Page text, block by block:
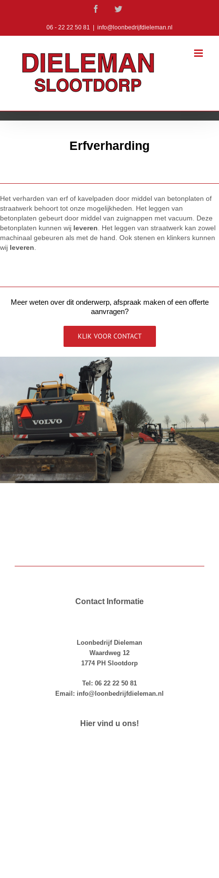
FacebookTwitter
06 - 22 22 50 81 info@loonbedrijfdieleman.nl
Erfverharding
Het verharden van erf of kavelpaden door middel van betonplaten of
straatwerk behoort tot onze mogelijkheden. Het leggen van
betonplaten gebeurt door middel van zuignappen met vacuum. Deze
betonplaten kunnen wij leveren . Het leggen van straatwerk kan zowel
machinaal gebeuren als met de hand. Ook stenen en klinkers kunnen
wij leveren
Meer weten over dit onderwerp, afspraak maken of een offerte
aanvragen?
KLIK VOOR CONTACT
Contact Informatie
Loonbedrijf Dieleman
Waardweg 12
1774 PH Slootdorp
Tel: 06 22 22 50 81
Email: info@loonbedrijfdieleman.nl
Hier vind u ons!